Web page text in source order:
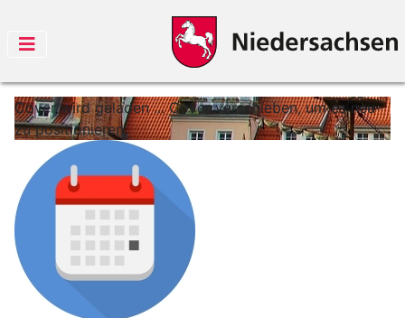
Cover wird geladen ... Cover verschieben, um es neu
zu positionieren.